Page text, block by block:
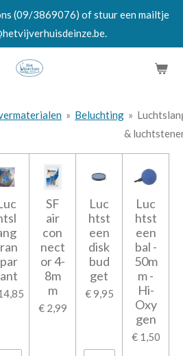
(09/3869076) of stuur een mailtje
» Beluchting »
&
SF
air
con
nect
or 4-
8m
m
€ 2,99
Luc
htst
een
disk
bud
get
€ 9,95
Luc
htst
een
bal -
50m
m -
Hi-
Oxy
gen
€ 1,50